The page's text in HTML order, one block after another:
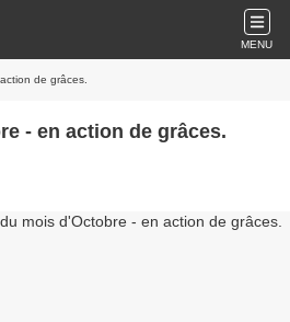
MENU
de grâces.
- en action de grâces.